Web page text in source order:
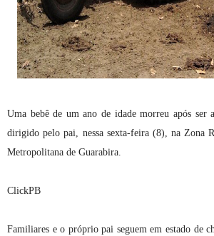
Uma bebê de um ano de idade morreu após ser
dirigido pelo pai, nessa sexta-feira (8), na Zona
Metropolitana de Guarabira.
ClickPB
Familiares e o próprio pai seguem em estado de